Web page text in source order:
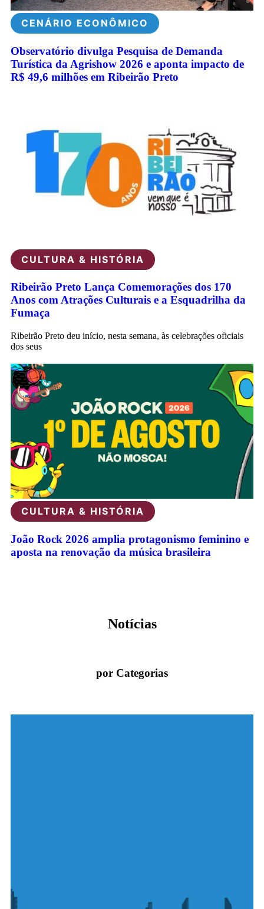
CENÁRIO ECONÔMICO
Observatório divulga Pesquisa de Demanda
Turística da Agrishow 2026 e aponta impacto de
R$ 49,6 milhões em Ribeirão Preto
CULTURA & HISTÓRIA
Ribeirão Preto Lança Comemorações dos 170
Anos com Atrações Culturais e a Esquadrilha da
Fumaça
Ribeirão Preto deu início, nesta semana, às celebrações oficiais
dos seus
CULTURA & HISTÓRIA
João Rock 2026 amplia protagonismo feminino e
aposta na renovação da música brasileira
Notícias
por Categorias